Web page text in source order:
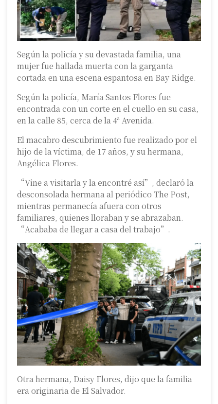
Según la policía y su devastada familia, una
mujer fue hallada muerta con la garganta
cortada en una escena espantosa en Bay Ridge.
Según la policía, María Santos Flores fue
encontrada con un corte en el cuello en su casa,
en la calle 85, cerca de la 4ª Avenida.
El macabro descubrimiento fue realizado por el
hijo de la víctima, de 17 años, y su hermana,
Angélica Flores.
“Vine a visitarla y la encontré así”, declaró la
desconsolada hermana al periódico The Post,
mientras permanecía afuera con otros
familiares, quienes lloraban y se abrazaban.
“Acababa de llegar a casa del trabajo”.
Otra hermana, Daisy Flores, dijo que la familia
era originaria de El Salvador.